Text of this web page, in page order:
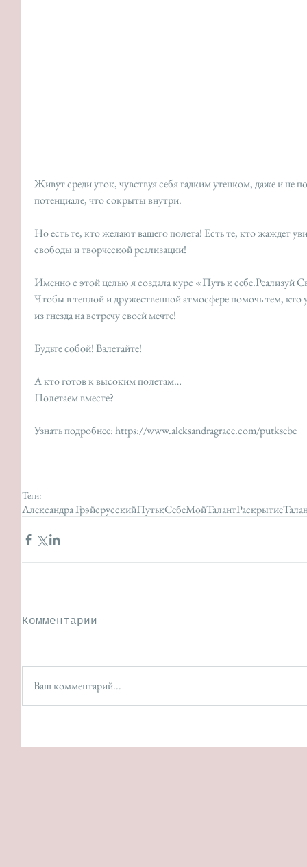
Живут среди уток, чувствуя себя гадким утенком, даже и не
потенциале, что сокрыты внутри.
Но есть те, кто желают вашего полета! Есть те, кто жаждет
свободы и творческой реализации!
Именно с этой целью я создала курс «Путь к себе.Реализуй
Чтобы в теплой и дружественной атмосфере помочь тем, кто
из гнезда на встречу своей мечте!
Будьте собой! Взлетайте!
А кто готов к высоким полетам…
Полетаем вместе?
Узнать подробнее: https://www.aleksandragrace.com/putksebe
Теги:
Александра ГрэйсрусскийПутькСебеМойТалант
Комментарии
Ваш комментарий...